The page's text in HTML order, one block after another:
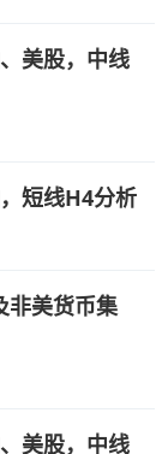
美股，中线
短线H4分析
非美货币集
美股，中线